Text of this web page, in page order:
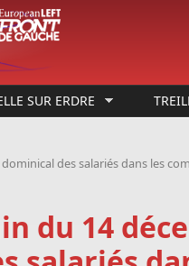
SUR ERDRE
des salariés dans les
du 14